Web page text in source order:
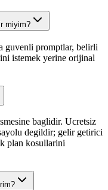
miyim?
guvenli promptlar, belirli
istemek yerine orijinal
baglidir. Ucretsiz
degildir; gelir getirici
plan kosullarini